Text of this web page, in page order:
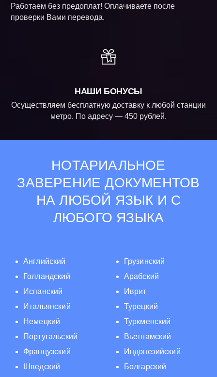
Работаем без предоплат! Оплачиваете после
проверки Вами перевода.
НАШИ БОНУСЫ
Осуществляем бесплатную доставку к любой станции
метро. По адресу — 450 рублей.
НОТАРИАЛЬНОЕ
ЗАВЕРЕНИЕ ДОКУМЕНТОВ
НА ЛЮБОЙ ЯЗЫК И С
ЛЮБОГО ЯЗЫКА
Английский
Голландский
Испанский
Итальянский
Немецкий
Португальский
Французский
Шведский
Грузинский
Арабский
Иврит
Турецкий
Туркменский
Вьетнамский
Индонезийский
Болгарский